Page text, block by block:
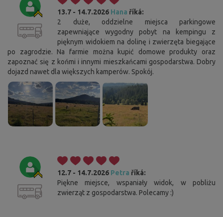
13.7 - 14.7.2026 Hana říká:
2 duże, oddzielne miejsca parkingowe
zapewniające wygodny pobyt na kempingu z
pięknym widokiem na dolinę i zwierzęta biegające
po zagrodzie. Na farmie można kupić domowe produkty oraz
zapoznać się z końmi i innymi mieszkańcami gospodarstwa. Dobry
dojazd nawet dla większych kamperów. Spokój.
12.7 - 14.7.2026 Petra říká:
Piękne miejsce, wspaniały widok, w pobliżu
zwierząt z gospodarstwa. Polecamy :)